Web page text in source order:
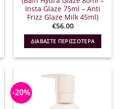
Insta Glaze 75ml – Anti
Frizz Glaze Milk 45ml)
€56.00
ΔΙΑΒΆΣΤΕ ΠΕΡΙΣΣΌΤΕΡΑ
-20%